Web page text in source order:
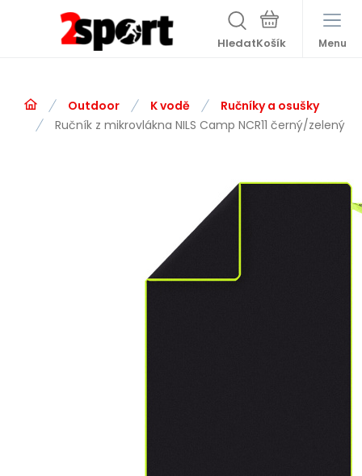
Hledat Menu
Outdoor K vodě
Ručníky a osušky
Ručník z mikrovlákna NILS Camp NCR11 černý/zelený